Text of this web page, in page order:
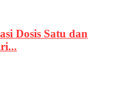
Dosis Satu dan